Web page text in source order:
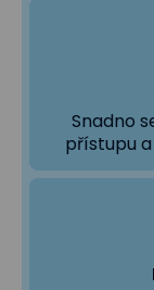
Snadno
přístupu